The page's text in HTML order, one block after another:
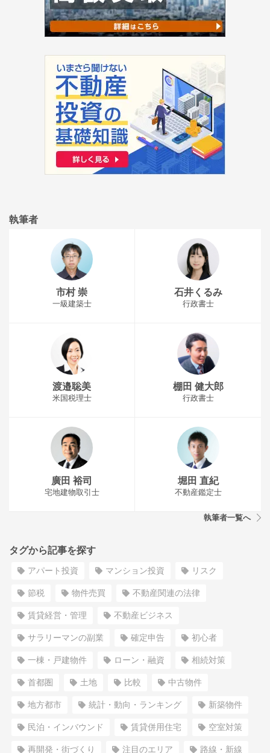
執筆者
市村 崇
一級建築士
石井くるみ
行政書士
渡邉聡美
米国税理士
棚田 健大郎
行政書士
廣田 裕司
宅地建物取引士
堀田 直紀
不動産鑑定士
執筆者一覧へ
タグから記事を探す
アパート投資 マンション投資 リスク
節税 物件売買 不動産関連の法律
賃貸経営・管理 不動産ビジネス
サラリーマンの副業 確定申告 初心者
一棟・戸建物件 ローン・融資 相続対策
首都圏 土地 比較 中古物件
地方都市 統計・動向・ランキング 新築物件
民泊・インバウンド 賃貸併用住宅 空室対策
再開発・街づくり 注目のエリア 路線・新線